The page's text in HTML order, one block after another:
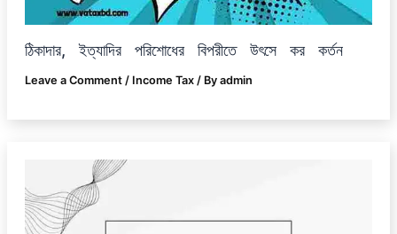
ঠিকাদার, ইত্যাদির পরিশোধের বিপরীতে উৎসে কর কর্তন
Leave a Comment / Income Tax/ By admin